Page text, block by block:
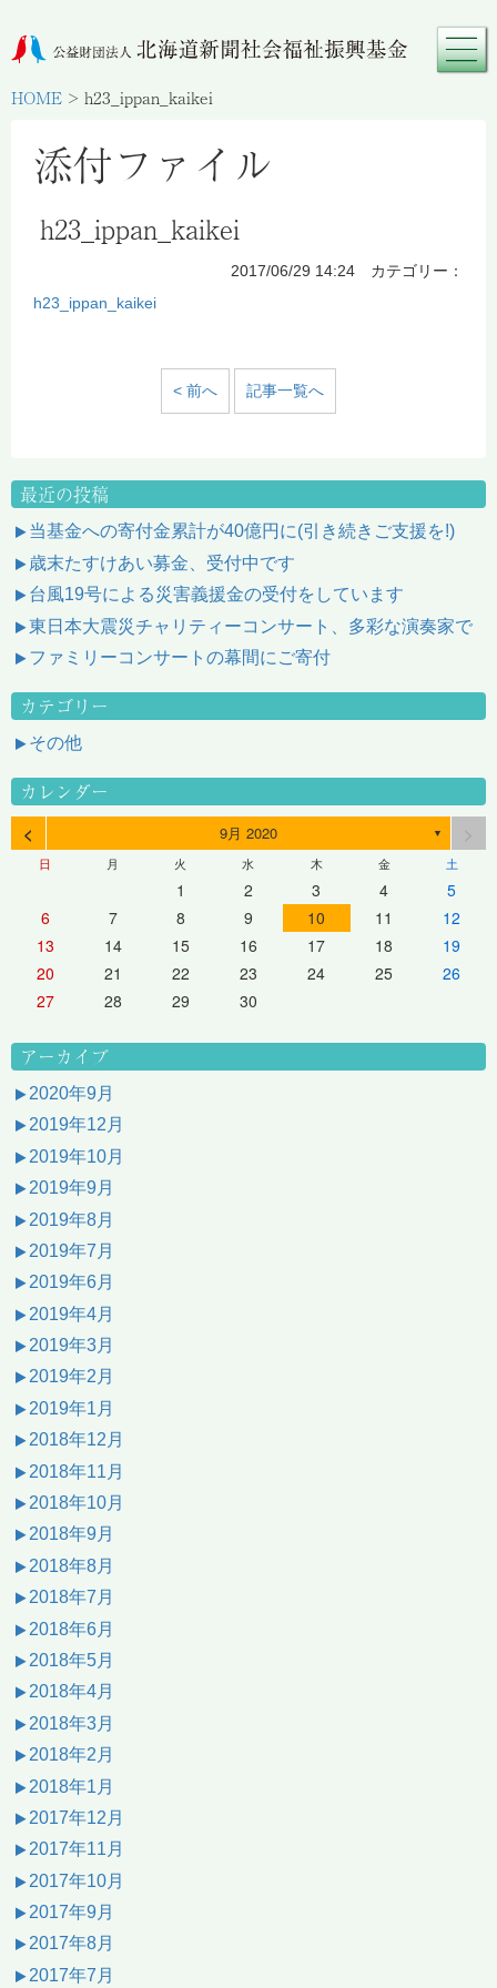
HOME > h23_ippan_kaikei
添付ファイル
h23_ippan_kaikei
2017/06/29 14:24 カテゴリー：
h23_ippan_kaikei
< 前へ 記事一覧へ
最近の投稿
当基金への寄付金累計が40億円に(引き続きご支援を!)
歳末たすけあい募金、受付中です
台風19号による災害義援金の受付をしています
東日本大震災チャリティーコンサート、多彩な演奏家で
ファミリーコンサートの幕間にご寄付
カテゴリー
その他
カレンダー
< 9月 2020 ▼
日 月 火 水 木 金 土
1 2 3 4
5
6
7 8 9 10 11
12
13
14 15 16 17 18
19
20
21 22 23 24 25
26
27
28 29 30
アーカイブ
2020年9月
2019年12月
2019年10月
2019年9月
2019年8月
2019年7月
2019年6月
2019年4月
2019年3月
2019年2月
2019年1月
2018年12月
2018年11月
2018年10月
2018年9月
2018年8月
2018年7月
2018年6月
2018年5月
2018年4月
2018年3月
2018年2月
2018年1月
2017年12月
2017年11月
2017年10月
2017年9月
2017年8月
2017年7月